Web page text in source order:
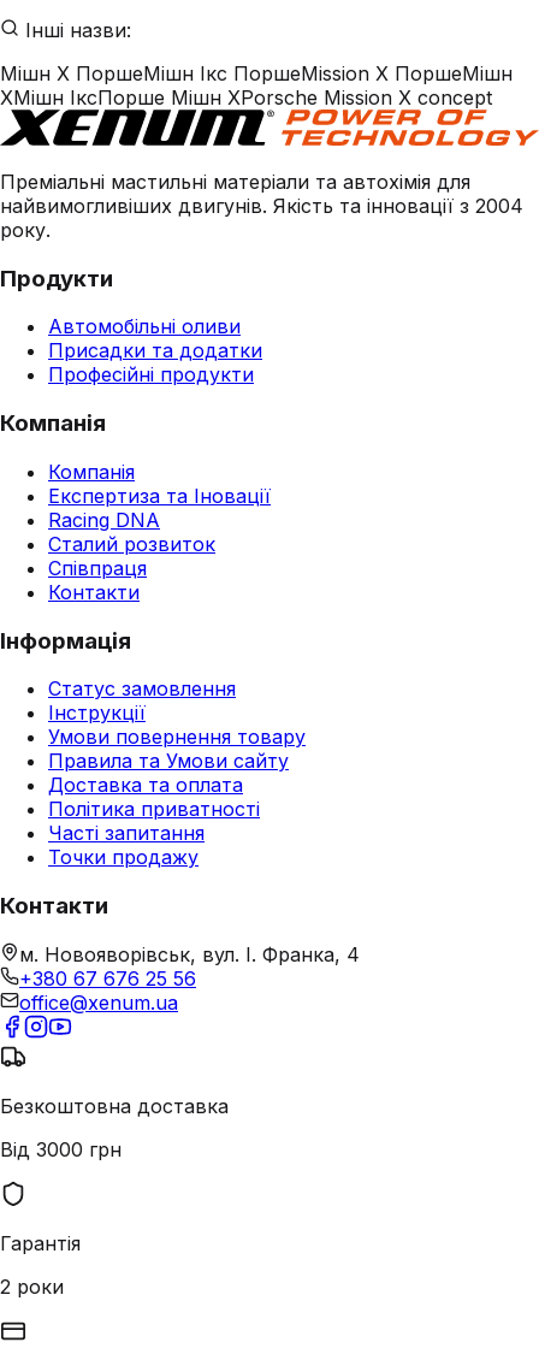
Інші назви:
Мішн Х ПоршеМішн Ікс ПоршеMission X ПоршеМішн
ХМішн ІксПорше Мішн ХPorsche Mission X concept
Преміальні мастильні матеріали та автохімія для
найвимогливіших двигунів. Якість та інновації з 2004
року.
Продукти
Автомобільні оливи
Присадки та додатки
Професійні продукти
Компанія
Компанія
Експертиза та Іновації
Racing DNA
Сталий розвиток
Співпраця
Контакти
Інформація
Статус замовлення
Інструкції
Умови повернення товару
Правила та Умови сайту
Доставка та оплата
Політика приватності
Часті запитання
Точки продажу
Контакти
м. Новояворівськ, вул. І. Франка, 4
+380 67 676 25 56
office@xenum.ua
Безкоштовна доставка
Від 3000 грн
Гарантія
2 роки